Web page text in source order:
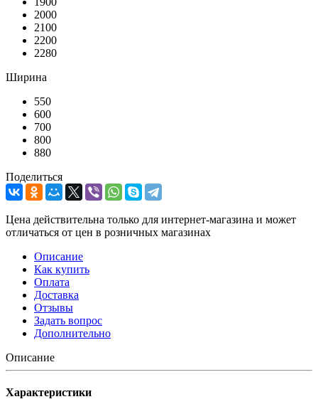
2000
2100
2200
2280
Ширина
550
600
700
800
880
Поделиться
Цена действительна только для интернет-магазина и может
отличаться от цен в розничных магазинах
Описание
Как купить
Оплата
Доставка
Отзывы
Задать вопрос
Дополнительно
Описание
Характеристики